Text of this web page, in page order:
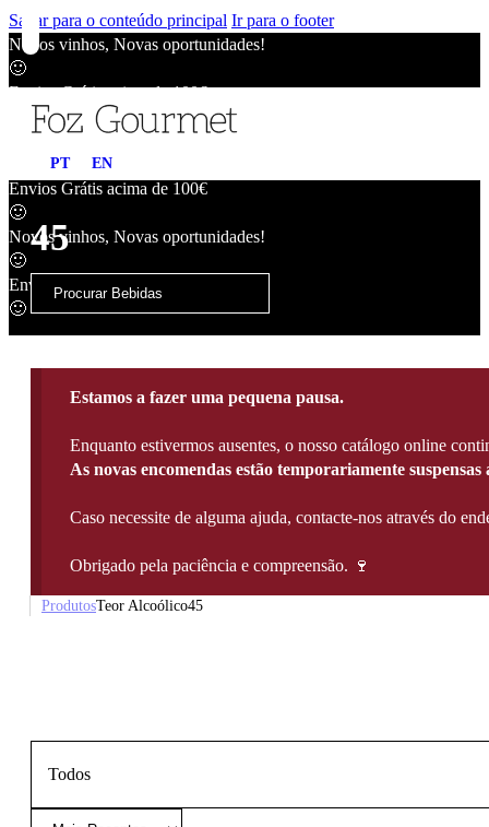
Saltar para o conteúdo principal Ir para o footer
Novos vinhos, Novas oportunidades!
🙂
Envios Grátis acima de 100€
Envios Grátis acima de 100€
🙂
Novos vinhos, Novas oportunidades!
🙂
Envios Grátis acima de 100€
🙂
PT EN
45
Estamos a fazer uma pequena pausa.
Enquanto estivermos ausentes, o nosso catálogo online
As novas encomendas estão temporariamente suspensas
Caso necessite de alguma ajuda, contacte-nos através do
Obrigado pela paciência e compreensão. 🍷
ProdutosTeor Alcoólico45
Todos